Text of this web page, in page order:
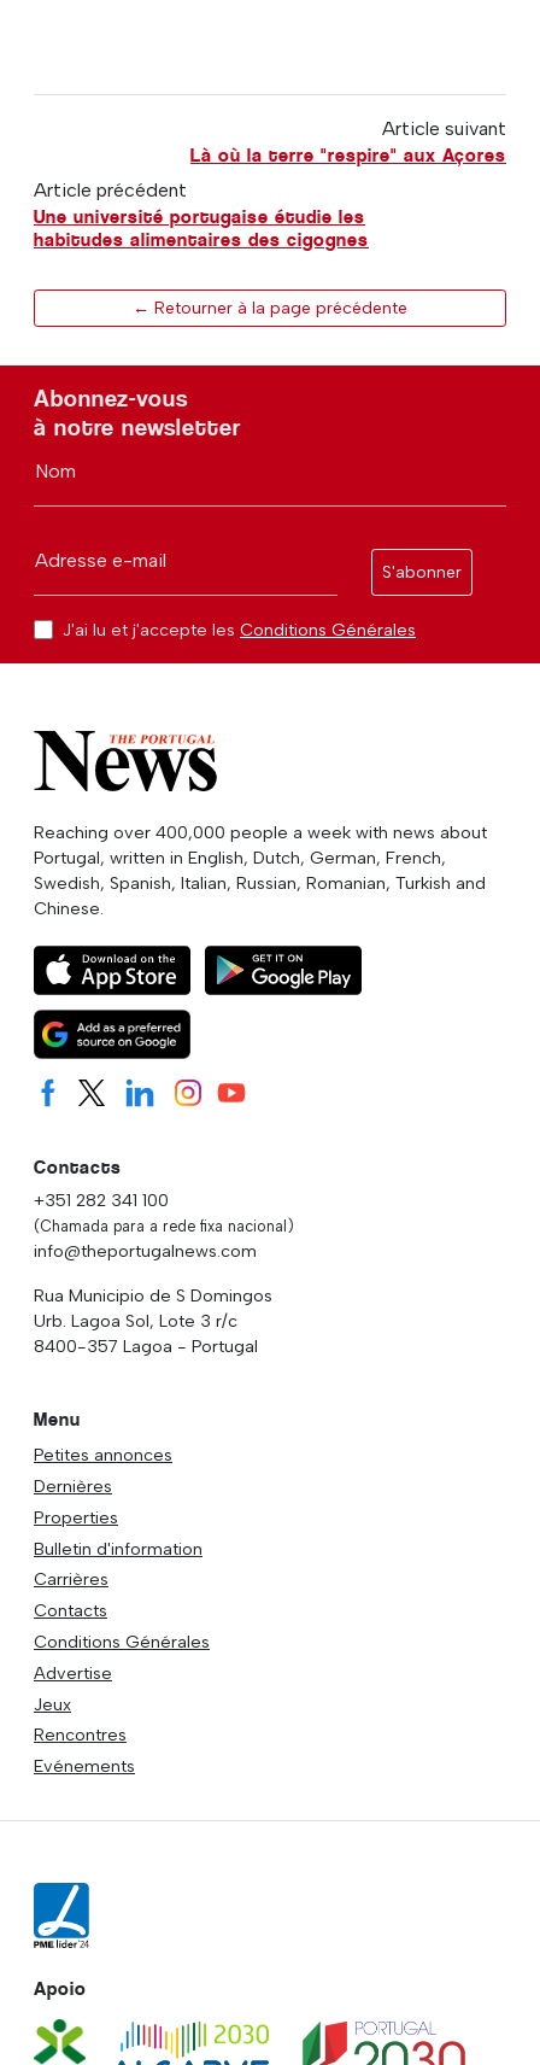
Article suivant
Là où la terre "respire" aux Açores
Article précédent
Une université portugaise étudie les
habitudes alimentaires des cigognes
← Retourner à la page précédente
Abonnez-vous
à notre newsletter
Nom
Adresse e-mail
S'abonner
J'ai lu et j'accepte les Conditions Générales
Reaching over 400,000 people a week with news about
Portugal, written in English, Dutch, German, French,
Swedish, Spanish, Italian, Russian, Romanian, Turkish and
Chinese.
Contacts
+351 282 341 100
(Chamada para a rede fixa nacional)
info@theportugalnews.com
Rua Municipio de S Domingos
Urb. Lagoa Sol, Lote 3 r/c
8400-357 Lagoa - Portugal
Menu
Petites annonces
Dernières
Properties
Bulletin d'information
Carrières
Contacts
Conditions Générales
Advertise
Jeux
Rencontres
Evénements
Apoio